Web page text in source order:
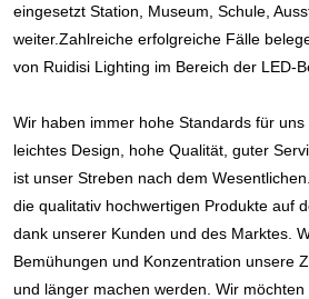
eingesetzt Station, Museum, Schule,
weiter.Zahlreiche erfolgreiche Fälle
von Ruidisi Lighting im Bereich der LED-
Wir haben immer hohe Standards für
leichtes Design, hohe Qualität, guter
ist unser Streben nach dem
die qualitativ hochwertigen Produkte auf
dank unserer Kunden und des Marktes.
Bemühungen und Konzentration unsere
und länger machen werden. Wir